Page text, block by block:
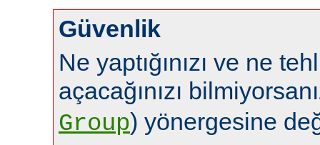
Güvenlik
Ne yaptığınızı ve ne
açacağınızı
Group) yönergesine